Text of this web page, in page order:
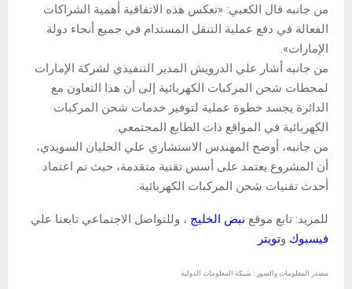
من جانبه قال الكعبي: «تعكس هذه الاتفاقية أهمية الشراكات
الفعالة في دفع عملية التنقل المستدام في جميع أنحاء دولة
الإمارات».
من جانبه أشار علي الدرويش المدير التنفيذي لشركة الإمارات
لمحطات شحن المركبات الكهربائية إلى أن هذا التعاون مع
الدائرة يجسد خطوة عملية لتوفير خدمات شحن المركبات
الكهربائية في المواقع ذات الطابع المجتمعي.
من جانبه، أوضح المهندس الاستشاري علي الحليان السويدي،
أن المشروع يعتمد على أسس تقنية متقدمة، حيث تم اعتماد
أحدث تقنيات شحن المركبات الكهربائية.
للمزيد: تابع موقع نبض الخليج ، وللتواصل الاجتماعي تابعنا علي
فيسبوك وتويتر
مصدر المعلومات والصور : شبكة المعلومات الدولية